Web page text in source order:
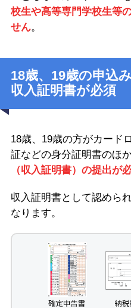
校生や高等専門学校生等
せん。
18歳、19歳の申込
収入証明書が必須
18歳、19歳の方がカード
証などの身分証明書のほか
（収入証明書）の提出が
収入証明書として認めら
なります。